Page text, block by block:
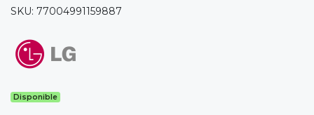
SKU: 77004991159887
Disponible